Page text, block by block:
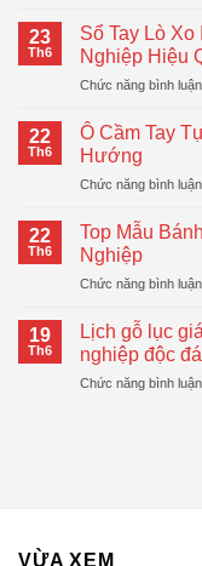
23
Th6
Sổ Tay Lò
Nghiệp Hiệu
Chức năng bình
22
Th6
Ô Cầm Tay
Hướng
Chức năng bình
22
Th6
Top Mẫu
Nghiệp
Chức năng bình
19
Th6
Lịch gỗ lục
nghiệp độc
Chức năng bình
VỪA XEM